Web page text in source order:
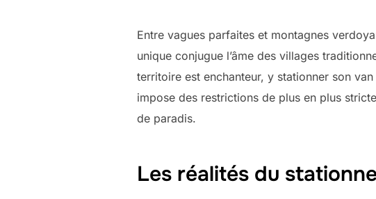
Entre vagues parfaites et montagnes
unique conjugue l’âme des villages
territoire est enchanteur, y stationner son
impose des restrictions de plus en plus
de paradis.
Les réalités du